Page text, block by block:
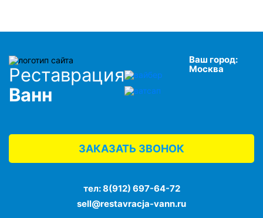
Реставрация
Ванн
Ваш город:
Москва
ЗАКАЗАТЬ ЗВОНОК
тел:8(912) 697-64-72
sell@restavracja-vann.ru